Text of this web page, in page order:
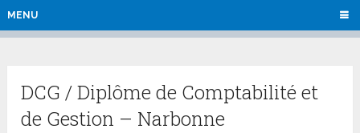
MENU
DCG / Diplôme de Comptabilité et
de Gestion – Narbonne